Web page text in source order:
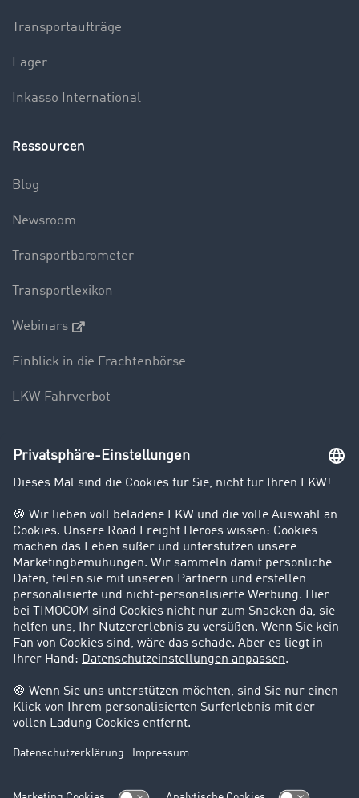
Transportaufträge
Lager
Inkasso International
Ressourcen
Blog
Newsroom
Transportbarometer
Transportlexikon
Webinars
Einblick in die Frachtenbörse
LKW Fahrverbot
Unternehmen
Kunden werben Kunden
Success Stories
Karriere
Support
Kontakt
Rechtliches
Impressum
AGB